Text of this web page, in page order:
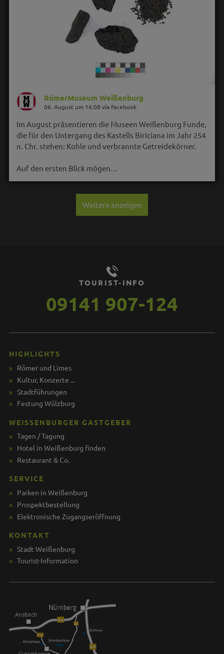
RömerMuseum Weißenburg
06. August um 16:08 via Facebook
Im August präsentieren die Museen Weißenburg Funde,
die für den Untergang des Kastells Biriciana im Jahr 254
n. Chr. stehen: Kohle und verbrannte Getreidekörner.
Auf den ersten Blick mögen…
Weitere anzeigen
TOURIST-INFO
09141 907-124
HIGHLIGHTS
Römer und Limes
Kultur, Konzerte ...
Stadtführungen
Festung Wülzburg
WEISSENBURGER GASTGEBER
Tagen / Tagung
Hotel in Weißenburg finden
Restaurant & Co.
SERVICE
Parken in Weißenburg
Prospektbestellung
Elektronische Zugangseröffnung
KONTAKT
Stadt Weißenburg
Tourist-Information